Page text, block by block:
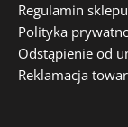
Regulamin sklepu
Polityka
Odstąpienie od
Reklamacja